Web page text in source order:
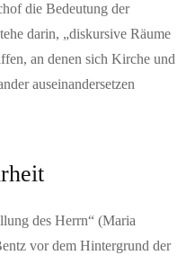
wie im Rokoko und
Fiction-Film sind die Arbeiten
Großer Erfolg für die
die Bedeutung der
darin, „diskursive Räume
an denen sich Kirche und
auseinandersetzen
des Herrn“ (Maria
vor dem Hintergrund der